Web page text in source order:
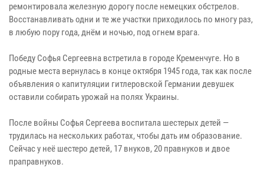
ремонтировала железную дорогу после немецких обстрелов.
Восстанавливать одни и те же участки приходилось по многу раз,
в любую пору года, днём и ночью, под огнем врага.
Победу Софья Сергеевна встретила в городе Кременчуге. Но в
родные места вернулась в конце октября 1945 года, так как после
объявления о капитуляции гитлеровской Германии девушек
оставили собирать урожай на полях Украины.
После войны Софья Сергеева воспитала шестерых детей —
трудилась на нескольких работах, чтобы дать им образование.
Сейчас у неё шестеро детей, 17 внуков, 20 правнуков и двое
праправнуков.